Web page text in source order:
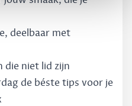
deelbaar met
die niet lid zijn
de béste tips voor je